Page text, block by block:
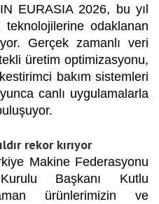
EURASIA 2026, bu yıl
teknolojilerine odaklanan
Gerçek zamanlı veri
üretim optimizasyonu,
bakım sistemleri
canlı uygulamalarla
rekor kırıyor
Makine Federasyonu
Başkanı Kutlu
ürünlerimizin ve